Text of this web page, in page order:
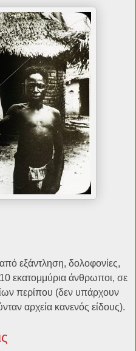
εξάντληση, δολοφονίες,
εκατομμύρια άνθρωποι, σε
περίπου (δεν υπάρχουν
αρχεία κανενός είδους).